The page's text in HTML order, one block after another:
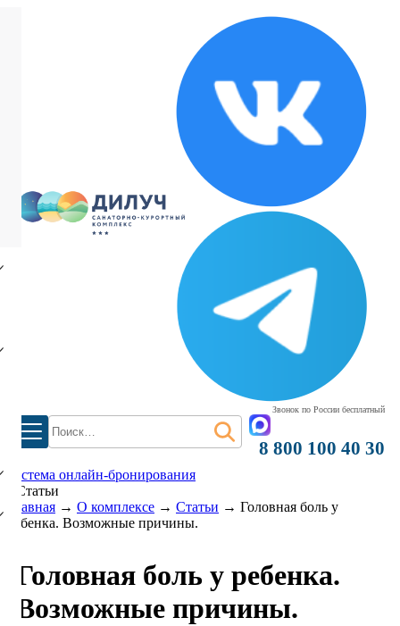
Найти:
Звонок по России бесплатный
8 800 100 40 30
система онлайн-бронирования
Статьи
Главная → О комплексе → Статьи → Головная боль у
ребенка. Возможные причины.
Головная боль у ребенка.
Возможные причины.